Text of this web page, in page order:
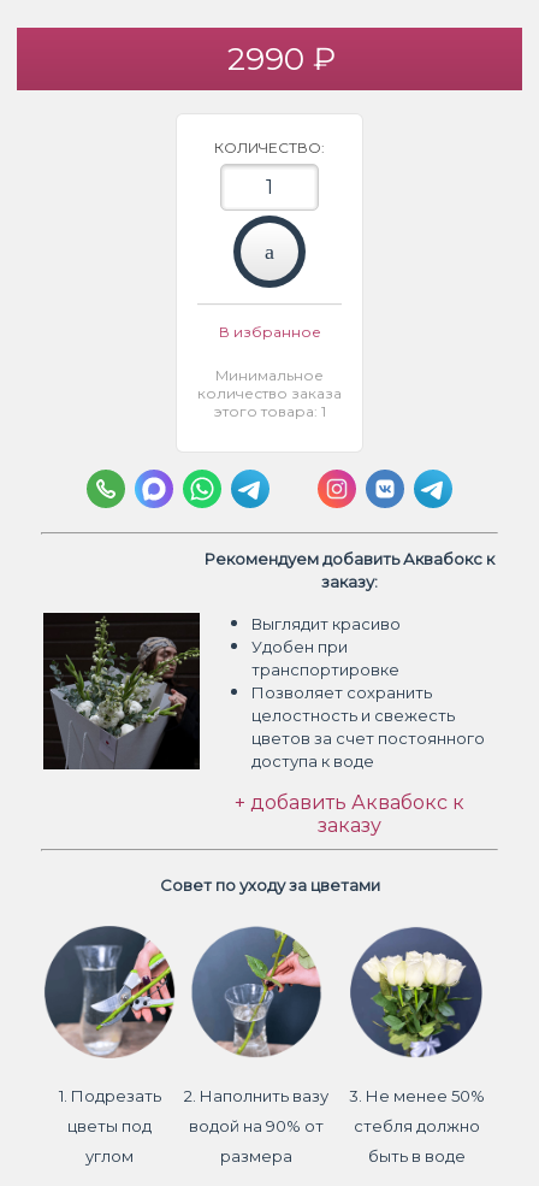
2990 ₽
КОЛИЧЕСТВО:
В избранное
Минимальное
количество заказа
этого товара: 1
Рекомендуем добавить Аквабокс к
заказу:
Выглядит красиво
Удобен при
транспортировке
Позволяет сохранить
целостность и свежесть
цветов за счет постоянного
доступа к воде
+ добавить Аквабокс к
заказу
Совет по уходу за цветами
1. Подрезать
цветы под
углом
2. Наполнить вазу
водой на 90% от
размера
3. Не менее 50%
стебля должно
быть в воде